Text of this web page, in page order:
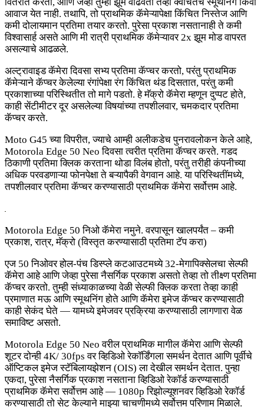
वितरीत करतो, आणि जेव्हा तुम्ही झूम वाढवता तेव्हा क्वचितच स्मूथनिंग किंवा
आवाज येत नाही. तथापि, तो प्राथमिक कॅमेऱ्यापेक्षा किंचित निस्तेज आणि
कमी दोलायमान प्रतिमा तयार करतो. पुरेसा प्रकाश नसतानाही ते कमी
विश्वासार्ह असते आणि मी रात्री प्राथमिक कॅमेऱ्यावर 2x झूम मोड वापरत
असल्याचे आढळले.
अल्ट्रावाइड कॅमेरा दिवसा सभ्य प्रतिमा कॅप्चर करतो, परंतु प्राथमिक
कॅमेऱ्याने कॅप्चर केलेल्या रंगांपेक्षा रंग किंचित थंड दिसतात, परंतु कमी
प्रकाशाच्या परिस्थितीत तो मागे पडतो. हे मॅक्रो कॅमेरा म्हणून दुप्पट होते,
काही सेंटीमीटर दूर असलेल्या विषयांच्या तपशीलवार, चमकदार प्रतिमा
कॅप्चर करते.
Moto G45 च्या विपरीत, ज्याचे आम्ही अलीकडेच पुनरावलोकन केले आहे,
Motorola Edge 50 Neo दिवसा त्वरीत प्रतिमा कॅप्चर करते. गडद
ठिकाणी प्रतिमा क्लिक करताना थोडा विलंब होतो, परंतु तरीही कंपनीच्या
अधिक परवडणाऱ्या फोनपेक्षा ते बऱ्यापैकी वेगवान आहे. या परिस्थितींमध्ये,
तपशीलवार प्रतिमा कॅप्चर करण्यासाठी प्राथमिक कॅमेरा सर्वोत्तम आहे.
Motorola Edge 50 निओ कॅमेरा नमुने. वरपासून खालपर्यंत – कमी
प्रकाश, रात्र, मॅक्रो (विस्तृत करण्यासाठी प्रतिमा टॅप करा)
एज 50 निओवर होल-पंच डिस्प्ले कटआउटमध्ये 32-मेगापिक्सेलचा सेल्फी
कॅमेरा आहे आणि जेव्हा पुरेसा नैसर्गिक प्रकाश असतो तेव्हा तो तीक्ष्ण प्रतिमा
कॅप्चर करतो. तुम्ही संध्याकाळच्या वेळी सेल्फी क्लिक करता तेव्हा काही
प्रमाणात मऊ आणि स्मूथनिंग होते आणि कॅमेरा इमेज कॅप्चर करण्यासाठी
काही सेकंद घेते — यामध्ये इमेजवर प्रक्रिया करण्यासाठी लागणारा वेळ
समाविष्ट असतो.
Motorola Edge 50 Neo वरील प्राथमिक मागील कॅमेरा आणि सेल्फी
शूटर दोन्ही 4K/ 30fps वर व्हिडिओ रेकॉर्डिंगला समर्थन देतात आणि पूर्वीचे
ऑप्टिकल इमेज स्टॅबिलायझेशन (OIS) ला देखील समर्थन देतात. पुन्हा
एकदा, पुरेसा नैसर्गिक प्रकाश नसताना व्हिडिओ रेकॉर्ड करण्यासाठी
प्राथमिक कॅमेरा सर्वोत्तम आहे — 1080p रिझोल्यूशनवर व्हिडिओ रेकॉर्ड
करण्यासाठी तो सेट केल्याने माझ्या चाचणीमध्ये सर्वोत्तम परिणाम मिळाले.